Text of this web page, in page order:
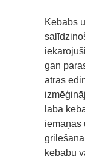
Kebabs
gan
ātrās
laba
iemaņas
kebabu